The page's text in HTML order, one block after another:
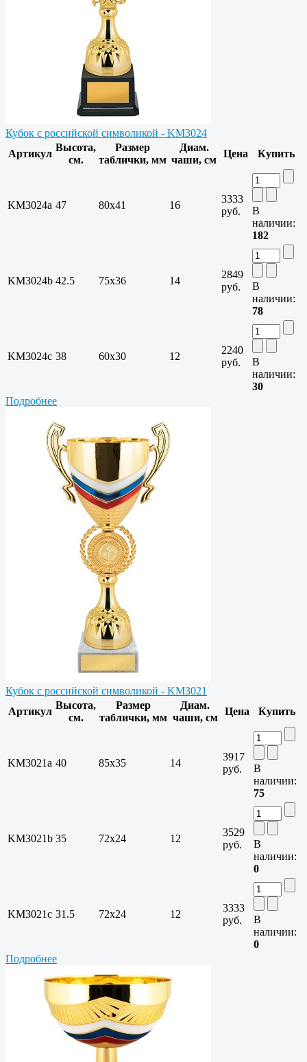
Кубок с российской символикой - KM3024
Артикул
Высота,
см.
Размер
таблички, мм
Диам.
чаши, см
Цена Купить
KM3024a 47 80х41 16
3333
руб.
В
наличии:
182
KM3024b 42.5 75х36 14
2849
руб.
В
наличии:
78
KM3024c 38 60х30 12
2240
руб.
В
наличии:
30
Подробнее
Кубок с российской символикой - KM3021
Артикул
Высота,
см.
Размер
таблички, мм
Диам.
чаши, см
Цена Купить
KM3021a 40 85х35 14
3917
руб.
В
наличии:
75
KM3021b 35 72х24 12
3529
руб.
В
наличии:
0
KM3021c 31.5 72х24 12
3333
руб.
В
наличии:
0
Подробнее